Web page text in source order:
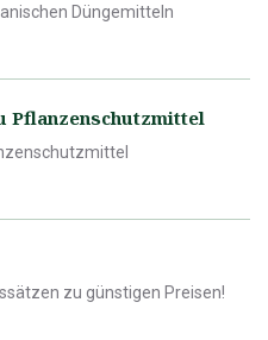
Düngemitteln
Pflanzenschutzmittel
zu günstigen Preisen!